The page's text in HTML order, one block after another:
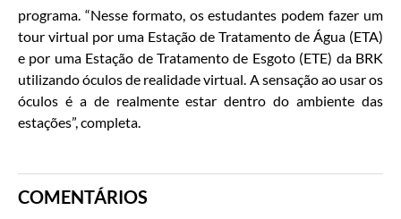
programa. “Nesse formato, os estudantes podem fazer um
tour virtual por uma Estação de Tratamento de Água (ETA)
e por uma Estação de Tratamento de Esgoto (ETE) da BRK
utilizando óculos de realidade virtual. A sensação ao usar os
óculos é a de realmente estar dentro do ambiente das
estações”, completa.
COMENTÁRIOS